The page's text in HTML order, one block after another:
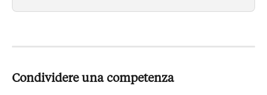
Condividere una competenza